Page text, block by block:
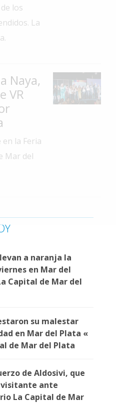
los
La
Naya,
VR
la Feria
Mar del
a naranja la
en Mar del
Capital de Mar del
su malestar
en Mar del Plata «
de Mar del Plata
de Aldosivi, que
ante
La Capital de Mar